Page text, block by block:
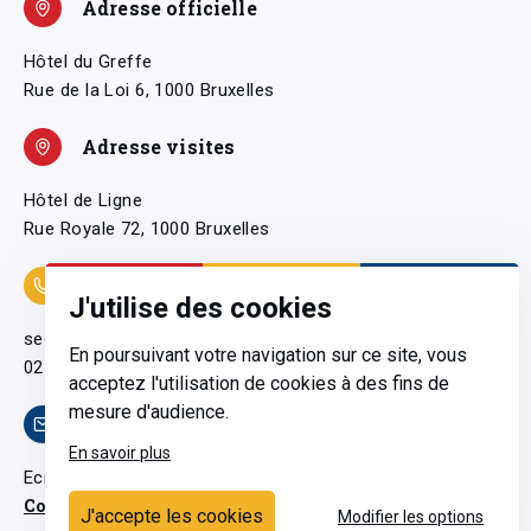
J'utilise des cookies
En poursuivant votre navigation sur ce site, vous
acceptez l'utilisation de cookies à des fins de
mesure d'audience.
En savoir plus
J'accepte les cookies Modifier les options
Adresse officielle
Hôtel du Greffe
Rue de la Loi 6, 1000 Bruxelles
Adresse visites
Hôtel de Ligne
Rue Royale 72, 1000 Bruxelles
secretariatgeneral@pfwb.be
02 506 38 11
Contact
Ecrivez-nous
Contactez-nous